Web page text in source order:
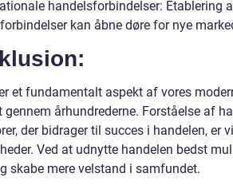
handelsforbindelser: Etablering
kan åbne døre for nye
et fundamentalt aspekt af vores
gennem århundrederne. Forståelse af
der bidrager til succes i handelen, er
Ved at udnytte handelen bedst
skabe mere velstand i samfundet.